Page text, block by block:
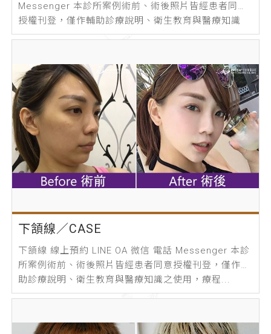
Messenger 本診所案例術前、術後照片皆經患者同意
授權刊登，僅作輔助診療說明、衛生教育與醫療知識
之...
下頷線／CASE
下頷線 線上預約 LINE OA 微信 電話 Messenger 本診
所案例術前、術後照片皆經患者同意授權刊登，僅作輔
助診療說明、衛生教育與醫療知識之使用，療程...